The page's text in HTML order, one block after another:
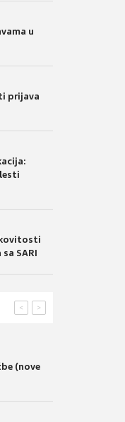
u
prijava
SARI
>
<
(nove